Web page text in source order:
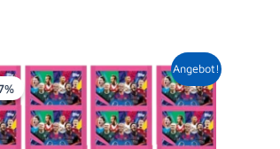
Angebot!
Ursprünglicher
Preis
war:
24,00 €
Aktueller
Preis
ist:
22,29 €.